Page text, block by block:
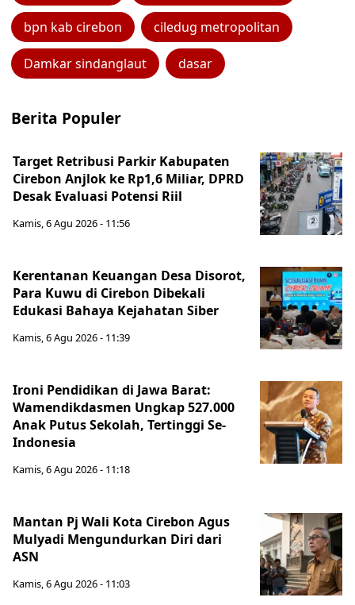
bpn kab cirebon ciledug metropolitan
Damkar sindanglaut dasar
Berita Populer
Target Retribusi Parkir Kabupaten
Cirebon Anjlok ke Rp1,6 Miliar, DPRD
Desak Evaluasi Potensi Riil
Kamis, 6 Agu 2026 - 11:56
Kerentanan Keuangan Desa Disorot,
Para Kuwu di Cirebon Dibekali
Edukasi Bahaya Kejahatan Siber
Kamis, 6 Agu 2026 - 11:39
Ironi Pendidikan di Jawa Barat:
Wamendikdasmen Ungkap 527.000
Anak Putus Sekolah, Tertinggi Se-
Indonesia
Kamis, 6 Agu 2026 - 11:18
Mantan Pj Wali Kota Cirebon Agus
Mulyadi Mengundurkan Diri dari
ASN
Kamis, 6 Agu 2026 - 11:03